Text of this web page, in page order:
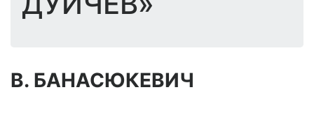
В. БАНАСЮКЕВИЧ